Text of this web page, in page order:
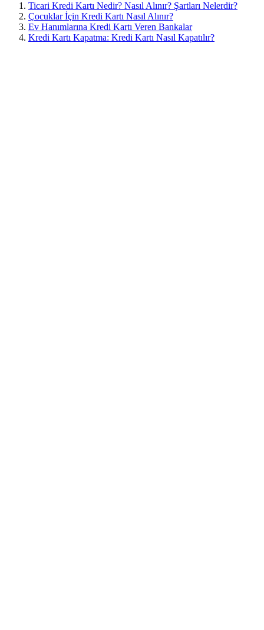
Ticari Kredi Kartı Nedir? Nasıl Alınır? Şartları Nelerdir?
Çocuklar İçin Kredi Kartı Nasıl Alınır?
Ev Hanımlarına Kredi Kartı Veren Bankalar
Kredi Kartı Kapatma: Kredi Kartı Nasıl Kapatılır?